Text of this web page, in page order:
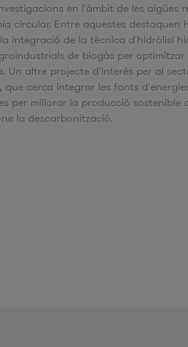
en l'àmbit de les aigües
circular. Entre aquestes destaquen
integració de la tècnica d'hidròlisi
de biogàs per optimitzar
Un altre projecte d'interès per al
que cerca integrar les fonts
per millorar la producció sostenible
la descarbonització.